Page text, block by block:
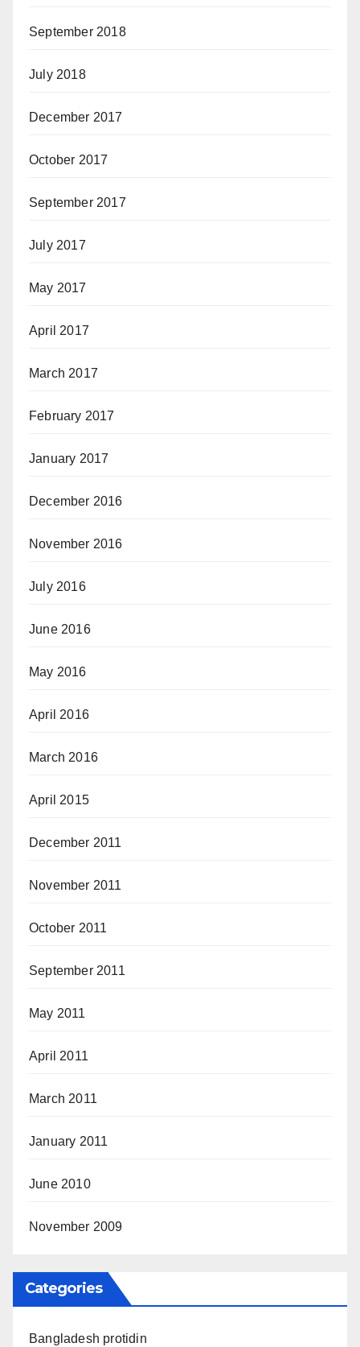
September 2018
July 2018
December 2017
October 2017
September 2017
July 2017
May 2017
April 2017
March 2017
February 2017
January 2017
December 2016
November 2016
July 2016
June 2016
May 2016
April 2016
March 2016
April 2015
December 2011
November 2011
October 2011
September 2011
May 2011
April 2011
March 2011
January 2011
June 2010
November 2009
Categories
Bangladesh protidin